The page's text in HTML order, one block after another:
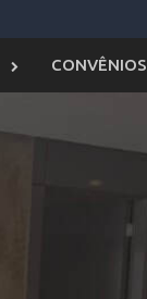
CONVÊNIOS